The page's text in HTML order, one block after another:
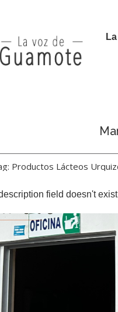
Productos Lácteos
field doesn't